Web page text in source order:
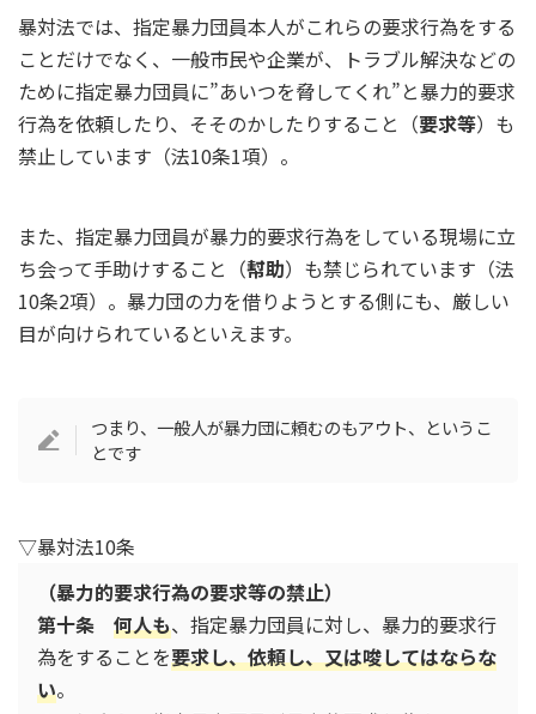
暴対法では、指定暴力団員本人がこれらの要求行為をする
ことだけでなく、一般市民や企業が、トラブル解決などの
ために指定暴力団員に”あいつを脅してくれ”と暴力的要求
行為を依頼したり、そそのかしたりすること（要求等）も
禁止しています（法10条1項）。
また、指定暴力団員が暴力的要求行為をしている現場に立
ち会って手助けすること（幇助）も禁じられています（法
10条2項）。暴力団の力を借りようとする側にも、厳しい
目が向けられているといえます。
つまり、一般人が暴力団に頼むのもアウト、というこ
とです
▽暴対法10条
（暴力的要求行為の要求等の禁止）
第十条
何人も、指定暴力団員に対し、暴力的要求行
為をすることを要求し、依頼し、又は唆してはならな
い。